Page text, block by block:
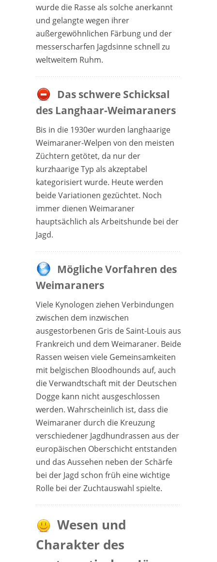
wurde die Rasse als solche anerkannt
und gelangte wegen ihrer
außergewöhnlichen Färbung und der
messerscharfen Jagdsinne schnell zu
weltweitem Ruhm.
Das schwere Schicksal
des Langhaar-Weimaraners
Bis in die 1930er wurden langhaarige
Weimaraner-Welpen von den meisten
Züchtern getötet, da nur der
kurzhaarige Typ als akzeptabel
kategorisiert wurde. Heute werden
beide Variationen gezüchtet. Noch
immer dienen Weimaraner
hauptsächlich als Arbeitshunde bei der
Jagd.
Mögliche Vorfahren des
Weimaraners
Viele Kynologen ziehen Verbindungen
zwischen dem inzwischen
ausgestorbenen Gris de Saint-Louis aus
Frankreich und dem Weimaraner. Beide
Rassen weisen viele Gemeinsamkeiten
mit belgischen Bloodhounds auf, auch
die Verwandtschaft mit der Deutschen
Dogge kann nicht ausgeschlossen
werden. Wahrscheinlich ist, dass die
Weimaraner durch die Kreuzung
verschiedener Jagdhundrassen aus der
europäischen Oberschicht entstanden
und das Aussehen neben der Schärfe
bei der Jagd schon früh eine wichtige
Rolle bei der Zuchtauswahl spielte.
Wesen und
Charakter des